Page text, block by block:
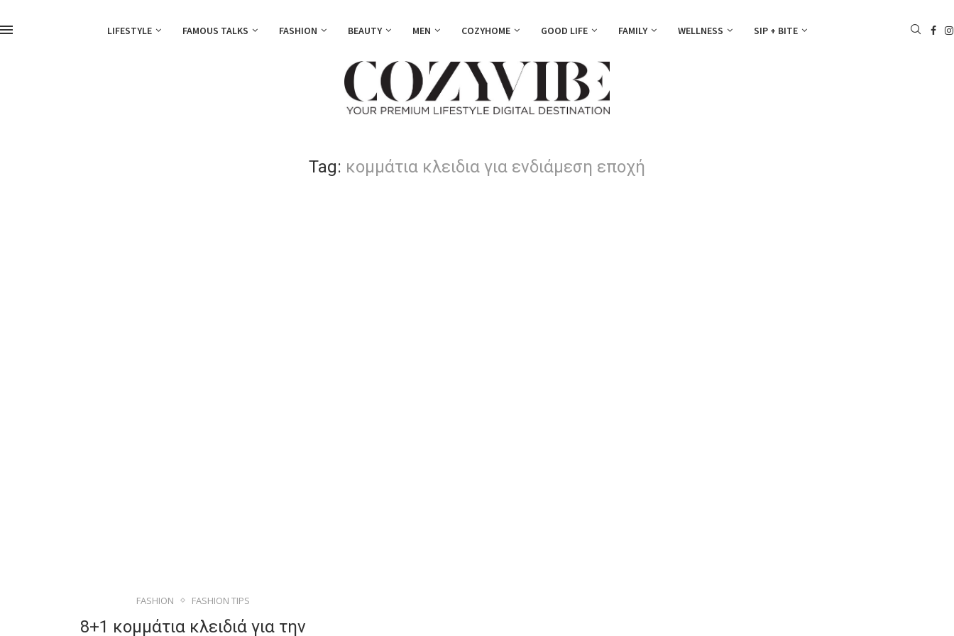
LIFESTYLE FAMOUS TALKS FASHION BEAUTY MEN COZYHOME GOOD LIFE FAMILY WELLNESS SIP + BITE
Tag: κομμάτια κλειδια για ενδιάμεση εποχή
FASHION FASHION TIPS
8+1 κομμάτια κλειδιά για την